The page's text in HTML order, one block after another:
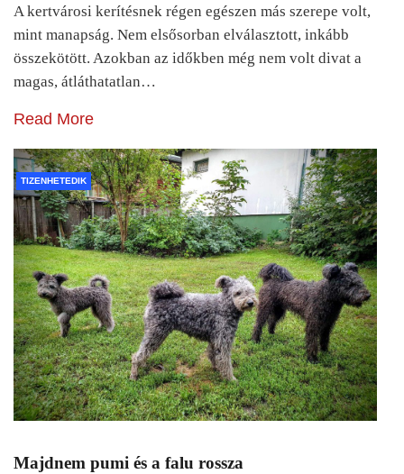
A kertvárosi kerítésnek régen egészen más szerepe volt,
mint manapság. Nem elsősorban elválasztott, inkább
összekötött. Azokban az időkben még nem volt divat a
magas, átláthatatlan…
Read More
TIZENHETEDIK
Majdnem pumi és a falu rossza